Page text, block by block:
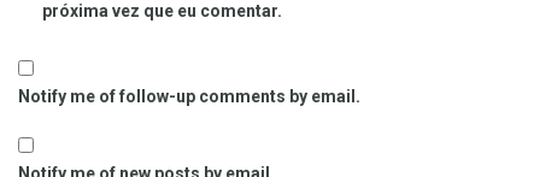
próxima vez que eu comentar.
Notify me of follow-up comments by email.